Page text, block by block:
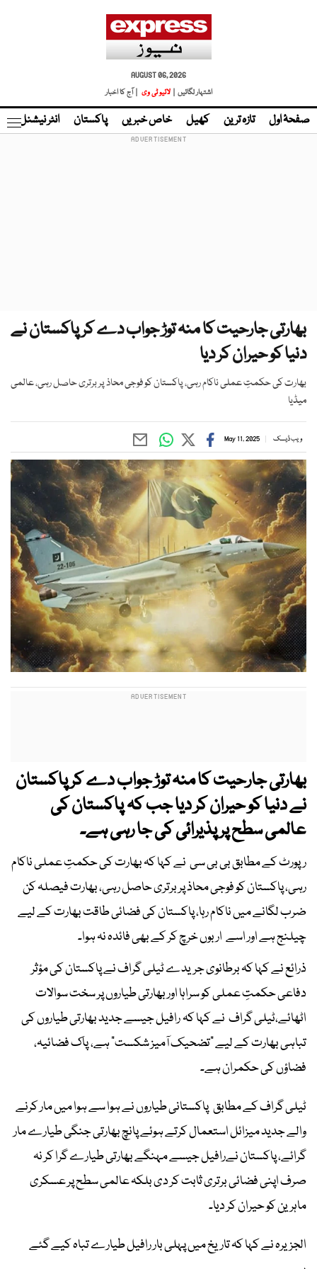
AUGUST 06, 2026
اشتہار لگائیں |
لائیو ٹی وی | آج کا اخبار
صفحۂ اول تازہ ترین کھیل خاص خبریں پاکستان انٹر نیشنل
بھارتی جارحیت کا منہ توڑ جواب دے کر پاکستان نے
دنیا کو حیران کر دیا
بھارت کی حکمتِ عملی ناکام رہی، پاکستان کو فوجی محاذ پر برتری حاصل رہی، عالمی
میڈیا
ویب ڈیسک May 11, 2025
بھارتی جارحیت کا منہ توڑ جواب دے کر پاکستان
نے دنیا کو حیران کر دیا جب کہ پاکستان کی
عالمی سطح پر پذیرائی کی جا رہی ہے۔
رپورٹ کے مطابق بی بی سی نے کہا کہ بھارت کی حکمتِ عملی ناکام
رہی، پاکستان کو فوجی محاذ پر برتری حاصل رہی، بھارت فیصلہ کن
ضرب لگانے میں ناکام رہا، پاکستان کی فضائی طاقت بھارت کے لیے
چیلنج ہے اور اسے اربوں خرچ کر کے بھی فائدہ نہ ہوا۔
ذرائع نے کہا کہ برطانوی جریدے ٹیلی گراف نے پاکستان کی مؤثر
دفاعی حکمتِ عملی کو سراہا اور بھارتی طیاروں پر سخت سوالات
اٹھائے،ٹیلی گراف نے کہا کہ رافیل جیسے جدید بھارتی طیاروں کی
تباہی بھارت کے لیے "تضحیک آمیز شکست" ہے، پاک فضائیہ،
فضاؤں کی حکمران ہے۔
ٹیلی گراف کے مطابق پاکستانی طیاروں نے ہوا سے ہوا میں مار کرنے
والے جدید میزائل استعمال کرتے ہوئے پانچ بھارتی جنگی طیارے مار
گرائے، پاکستان نےرافیل جیسے مہنگے بھارتی طیارے گرا کر نہ
صرف اپنی فضائی برتری ثابت کر دی بلکہ عالمی سطح پر عسکری
ماہرین کو حیران کر دیا۔
الجزیرہ نے کہا کہ تاریخ میں پہلی بار رافیل طیارے تباہ کیے گئے